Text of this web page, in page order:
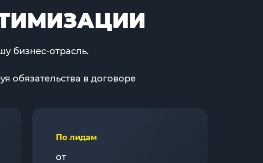
бизнес-отрасль.
обязательства в договоре
По лидам
от